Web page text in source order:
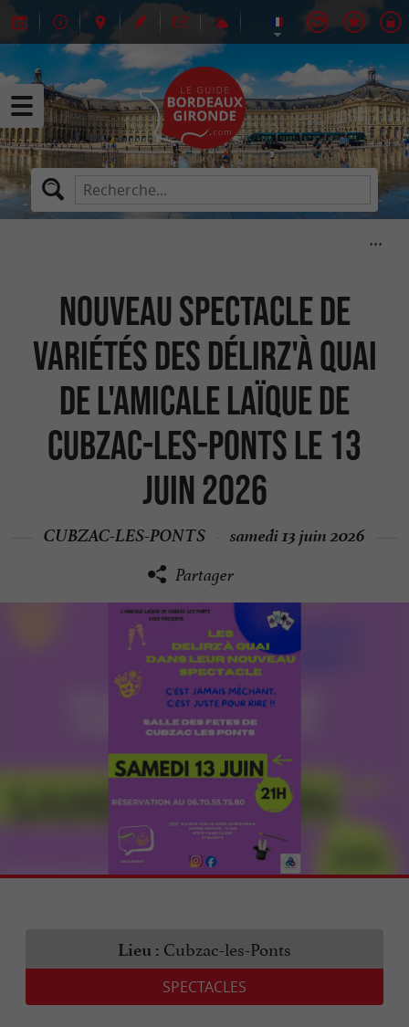
Nouveau spectacle de
variétés des Délirz'à quai
de l'Amicale Laïque de
Cubzac-les-Ponts le 13
juin 2026
CUBZAC-LES-PONTS samedi 13 juin 2026
Partager
Lieu : Cubzac-les-Ponts
SPECTACLES